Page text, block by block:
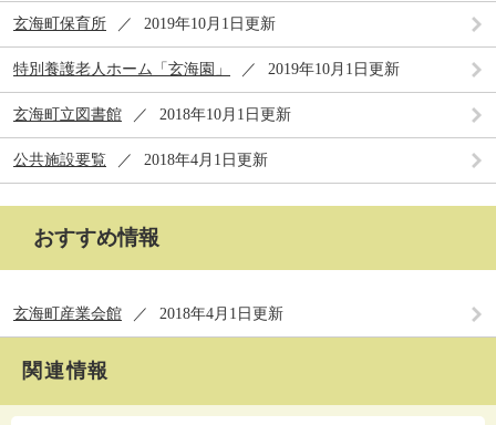
玄海町保育所 2019年10月1日更新
特別養護老人ホーム「玄海園」 2019年10月1日更新
玄海町立図書館 2018年10月1日更新
公共施設要覧 2018年4月1日更新
おすすめ情報
玄海町産業会館 2018年4月1日更新
関連情報